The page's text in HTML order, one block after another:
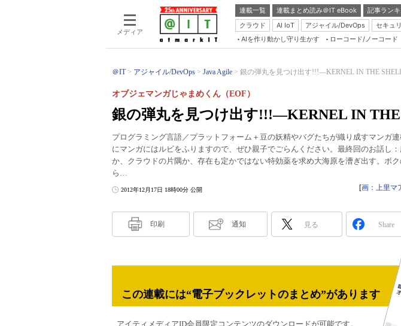
メディア
連載一覧 連載まとめ読み＠IT eBook 記事ラン
クラウド
AI IoT アジャイル/DevOps セキュ
AIを作り動かし守り生かす ローコード/ノーコード
＠IT アジャイル/DevOps Java Agile 銀の弾丸を見つけ出す!!!―KERNEL IN THE
銀の弾丸を見つけ出す!!!―KERNEL IN
オブジェマンガじゃまめくん（EOF）
プログラミング言語／プラットフォーム＋豆の妖精やバグたちが織り成すマンガ
にマンガにはルビをふりますので、ぜひ親子でごらんください。最終回のお話し
か、クラウドの片隅か、存在も定かではない特効薬を求め大海原を漕ぎ出す。ボ
ら…
2012年12月17日 18時00分 公開 [画：上里
印刷 通知 見る Share
この連載には“電子ブックレットのまとめ”があります
アイティメディアID会員限定コンテンツのダウンロードが可能です。